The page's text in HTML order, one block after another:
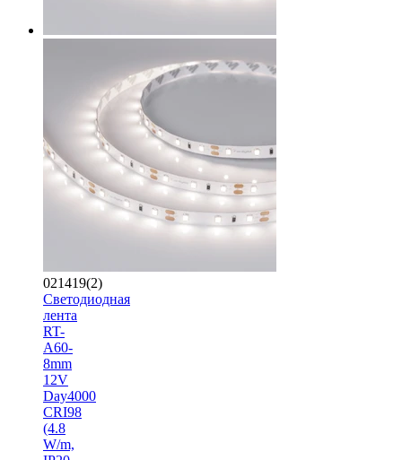
021419(2)
Светодиодная
лента
RT-
A60-
8mm
12V
Day4000
CRI98
(4.8
W/m,